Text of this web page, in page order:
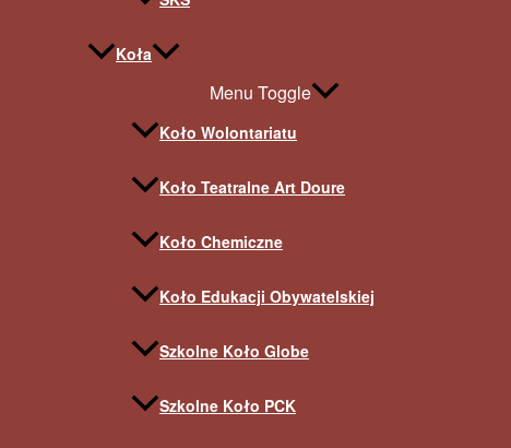
Koła
Menu Toggle
Koło Wolontariatu
Koło Teatralne Art Doure
Koło Chemiczne
Koło Edukacji Obywatelskiej
Szkolne Koło Globe
Szkolne Koło PCK